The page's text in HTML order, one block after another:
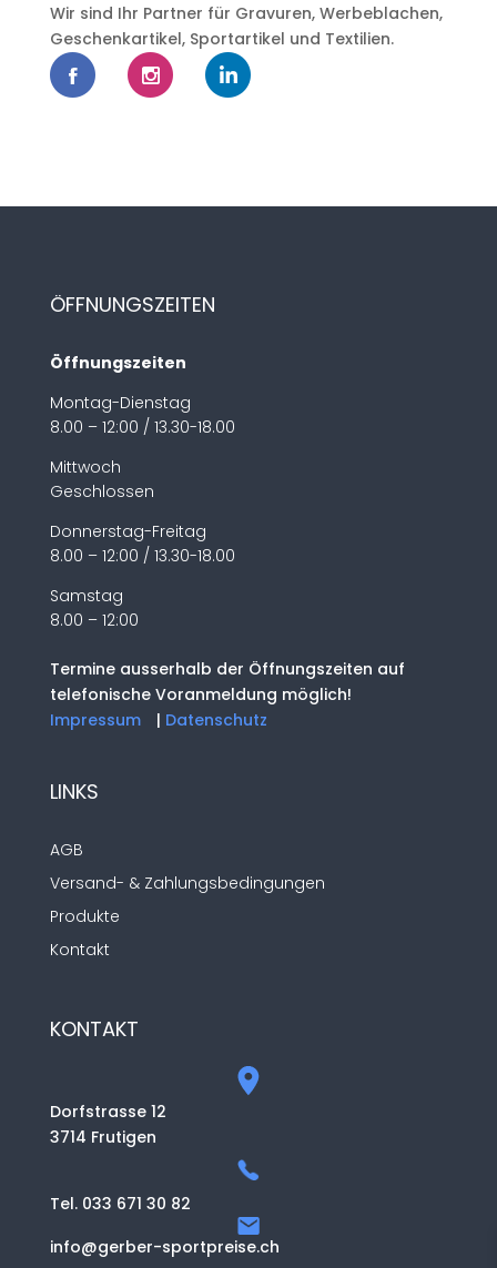
Wir sind Ihr Partner für Gravuren, Werbeblachen,
Geschenkartikel, Sportartikel und Textilien.
ÖFFNUNGSZEITEN
Öffnungszeiten
Montag-Dienstag
8.00 – 12:00 / 13.30-18.00
Mittwoch
Geschlossen
Donnerstag-Freitag
8.00 – 12:00 / 13.30-18.00
Samstag
8.00 – 12:00
Termine ausserhalb der Öffnungszeiten auf
telefonische Voranmeldung möglich!
Impressum
| Datenschutz
LINKS
AGB
Versand- & Zahlungsbedingungen
Produkte
Kontakt
KONTAKT
Dorfstrasse 12
3714 Frutigen
Tel. 033 671 30 82
info@gerber-sportpreise.ch